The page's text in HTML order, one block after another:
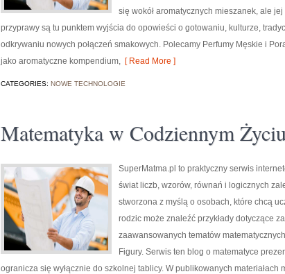
się wokół aromatycznych mieszanek, ale
przyprawy są tu punktem wyjścia do opowieści o gotowaniu, kulturze,
odkrywaniu nowych połączeń smakowych. Polecamy Perfumy Męskie i
jako aromatyczne kompendium, [ Read More ]
CATEGORIES: NOWE TECHNOLOGIE
Matematyka w Codziennym
SuperMatma.pl to praktyczny serwis
świat liczb, wzorów, równań i logicznych
stworzona z myślą o osobach, które chcą
rodzic może znaleźć przykłady dotyczące
zaawansowanych tematów
Figury. Serwis ten blog o matematyce
ogranicza się wyłącznie do szkolnej tablicy. W publikowanych